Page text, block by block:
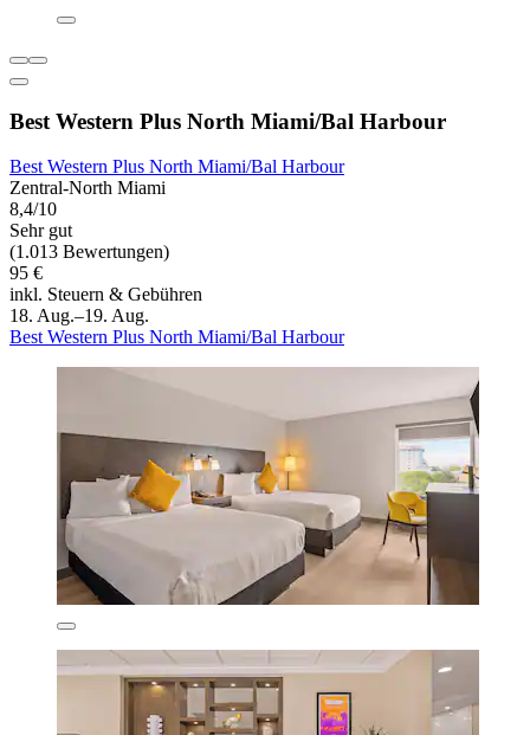
Best Western Plus North Miami/Bal Harbour
Best Western Plus North Miami/Bal Harbour
Zentral-North Miami
8,4/10
Sehr gut
(1.013 Bewertungen)
95 €
inkl. Steuern & Gebühren
18. Aug.–19. Aug.
Best Western Plus North Miami/Bal Harbour